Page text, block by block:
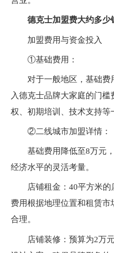
德克士加盟费大约多少
加盟费用与资金投入
①基础费用：
对于一般地区，基础费
入德克士品牌大家庭的门槛
权、初期培训、技术支持等
②二线城市加盟详情：
基础费用降低至8万元，
经济水平的灵活考量。
店铺租金：40平方米的
费用根据地理位置和租赁
合理。
店铺装修：预算为2万元